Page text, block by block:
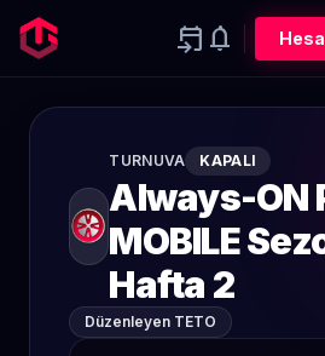
event_upcoming notifications
TURNUVA KAPALI
Always-ON
MOBILE
Hafta 2
Düzenleyen TETO